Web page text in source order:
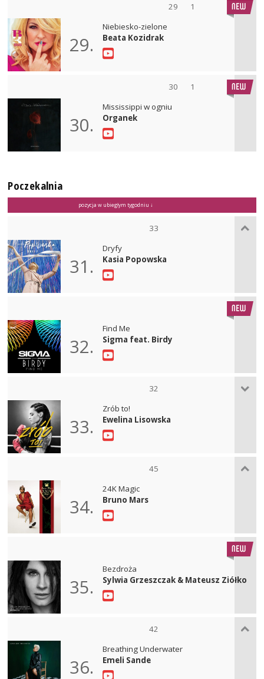
29 1
29.
Niebiesko-zielone
Beata Kozidrak
30 1
30.
Mississippi w ogniu
Organek
Poczekalnia
pozycja w ubiegłym tygodniu ↓
33
31.
Dryfy
Kasia Popowska
32.
Find Me
Sigma feat. Birdy
32
33.
Zrób to!
Ewelina Lisowska
45
34.
24K Magic
Bruno Mars
35.
Bezdroża
Sylwia Grzeszczak & Mateusz Ziółko
42
36.
Breathing Underwater
Emeli Sande